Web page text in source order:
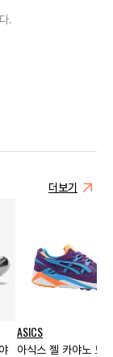
.
더보기
ASICS
아식스 젤 카야노 트